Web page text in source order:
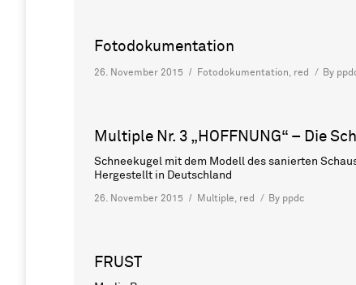
Fotodokumentation
26. November 2015 Fotodokumentation, red By
Multiple Nr. 3 „HOFFNUNG“ – Die
Schneekugel mit dem Modell des sanierten
Hergestellt in Deutschland
26. November 2015 Multiple, red By ppdc
FRUST